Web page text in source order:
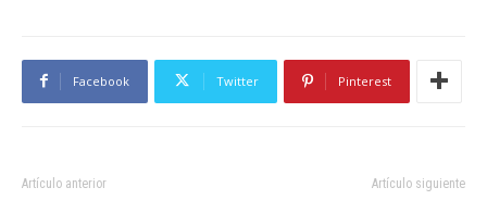
Facebook Twitter Pinterest
Artículo anterior Artículo siguiente